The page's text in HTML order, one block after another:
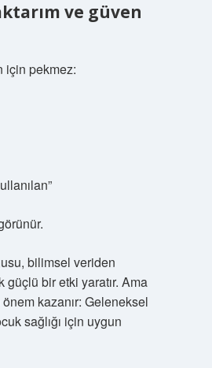
ve güven
için pekmez:
bilimsel veriden
güçlü bir etki yaratır. Ama
kazanır: Geleneksel
sağlığı için uygun